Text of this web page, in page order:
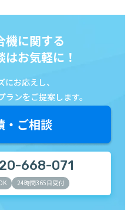
機に関する
お気軽に！
お応えし、
ンをご提案します。
668-071
24時間365日受付